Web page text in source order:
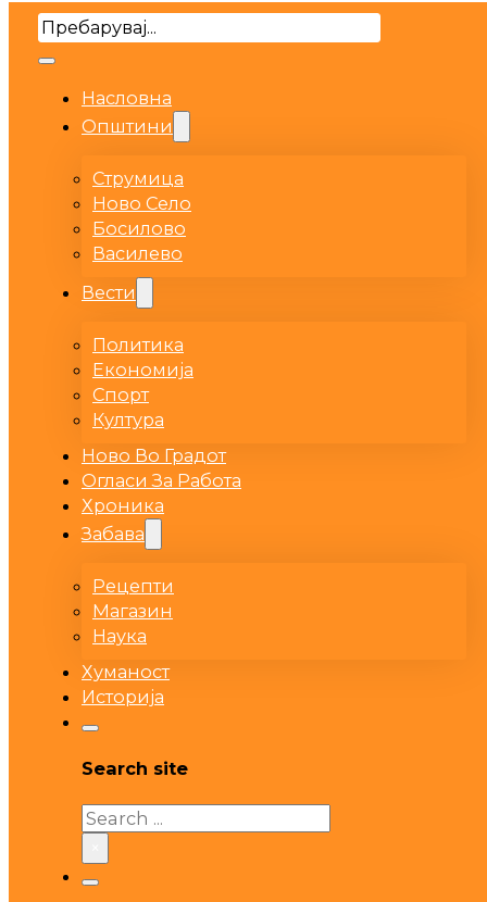
Search
Насловна
Општини
Струмица
Ново Село
Босилово
Василево
Вести
Политика
Економија
Спорт
Култура
Ново Во Градот
Огласи За Работа
Хроника
Забава
Рецепти
Магазин
Наука
Хуманост
Историја
Search site
Search